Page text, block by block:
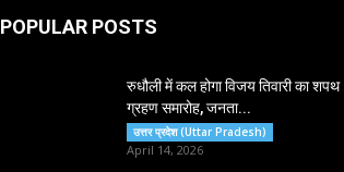
POPULAR POSTS
रुधौली में कल होगा विजय तिवारी का शपथ
ग्रहण समारोह, जनता...
उत्तर प्रदेश (Uttar Pradesh)
April 14, 2026